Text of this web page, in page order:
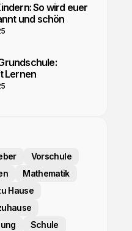
So wird euer
und schön
Lernen
Vorschule
Mathematik
Hause
Schule